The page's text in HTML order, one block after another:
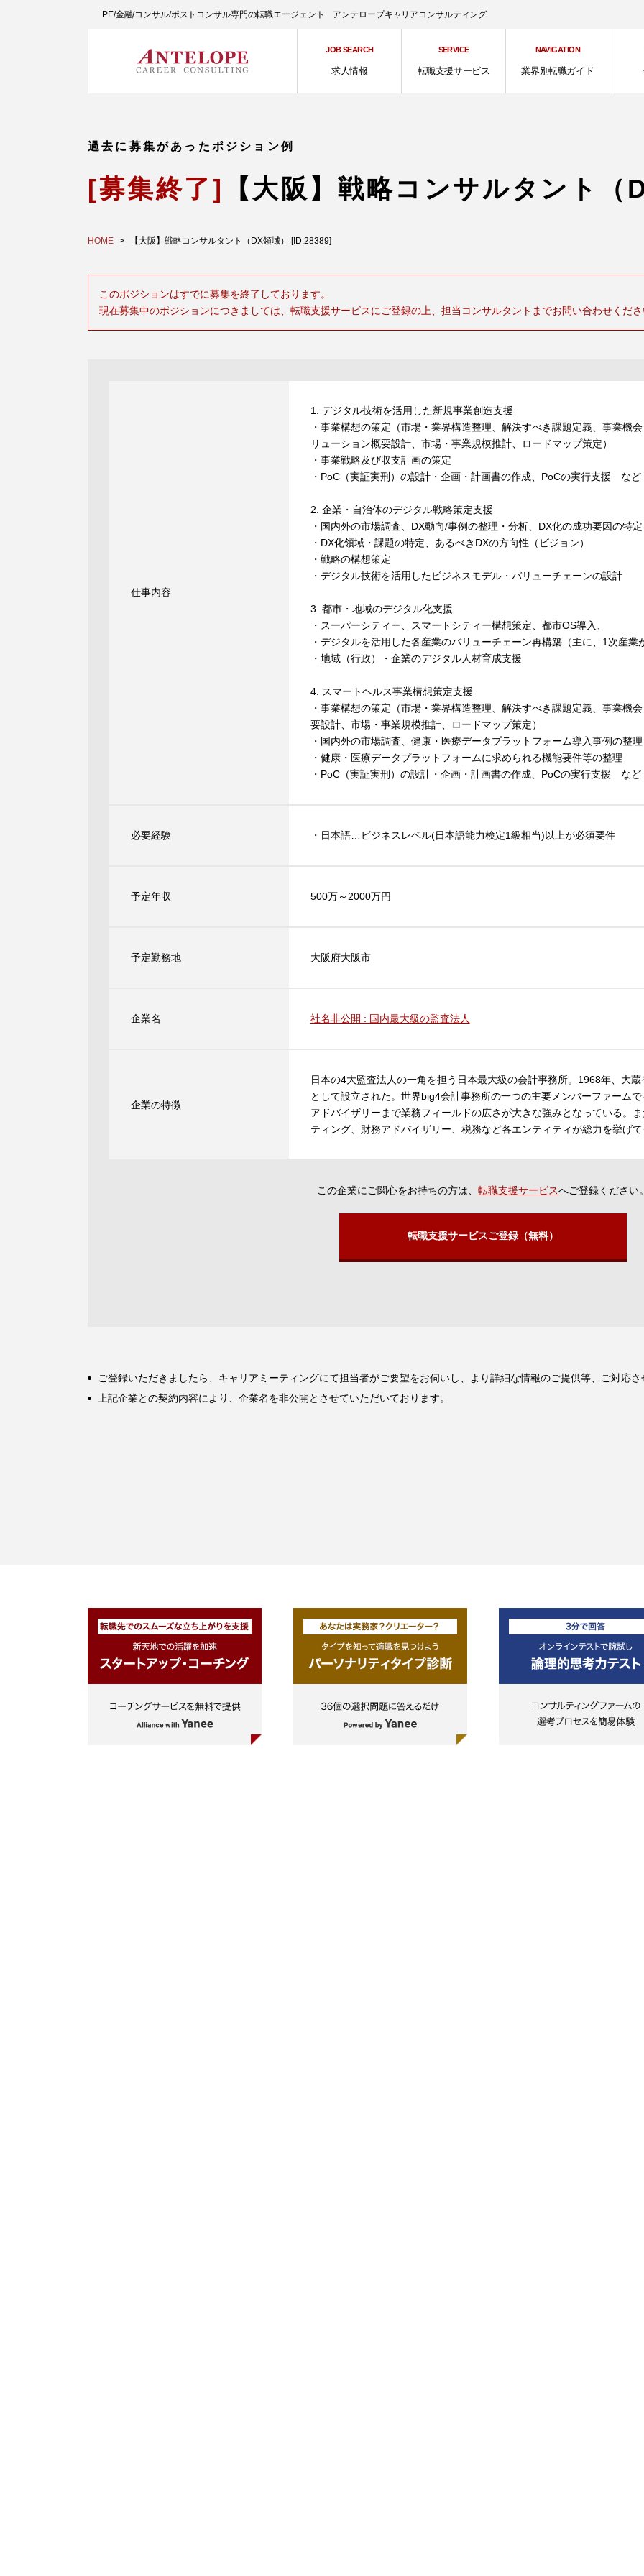
PE/金融/コンサル/ポストコンサル専門の転職エージェント アンテロープキャリアコンサルティング
JOB SEARCH
求人情報
SERVICE
転職支援サービス
NAVIGATION
業界別転職ガイド
過去に募集があったポジション例
[募集終了] 【大阪】戦略コンサルタント（
HOME 【大阪】戦略コンサルタント（DX領域） [ID:28389]
このポジションはすでに募集を終了しております。
現在募集中のポジションにつきましては、転職支援サービスにご登録の上、担当コンサルタントまでお問い合わせくださ
仕事内容
1. デジタル技術を活用した新規事業創造支援
・事業構想の策定（市場・業界構造整理、解決すべき課題定義、事業機
リューション概要設計、市場・事業規模推計、ロードマップ策定）
・事業戦略及び収支計画の策定
・PoC（実証実刑）の設計・企画・計画書の作成、PoCの実行支援 など
2. 企業・自治体のデジタル戦略策定支援
・国内外の市場調査、DX動向/事例の整理・分析、DX化の成功要因の特定
・DX化領域・課題の特定、あるべきDXの方向性（ビジョン）
・戦略の構想策定
・デジタル技術を活用したビジネスモデル・バリューチェーンの設計
3. 都市・地域のデジタル化支援
・スーパーシティー、スマートシティー構想策定、都市OS導入、
・デジタルを活用した各産業のバリューチェーン再構築（主に、1次産業
・地域（行政）・企業のデジタル人材育成支援
4. スマートヘルス事業構想策定支援
・事業構想の策定（市場・業界構造整理、解決すべき課題定義、事業機
要設計、市場・事業規模推計、ロードマップ策定）
・国内外の市場調査、健康・医療データプラットフォーム導入事例の整
・健康・医療データプラットフォームに求められる機能要件等の整理
・PoC（実証実刑）の設計・企画・計画書の作成、PoCの実行支援 など
必要経験 ・日本語…ビジネスレベル(日本語能力検定1級相当)以上が必須要件
予定年収 500万～2000万円
予定勤務地 大阪府大阪市
企業名 社名非公開 : 国内最大級の監査法人
企業の特徴
日本の4大監査法人の一角を担う日本最大級の会計事務所。1968年、大
として設立された。世界big4会計事務所の一つの主要メンバーファーム
アドバイザリーまで業務フィールドの広さが大きな強みとなっている。
ティング、財務アドバイザリー、税務など各エンティティが総力を挙げ
この企業にご関心をお持ちの方は、 転職支援サービスへご登録ください。
転職支援サービスご登録（無料）
ご登録いただきましたら、キャリアミーティングにて担当者がご要望をお伺いし、より詳細な情報のご提供等、ご対応さ
上記企業との契約内容により、企業名を非公開とさせていただいております。